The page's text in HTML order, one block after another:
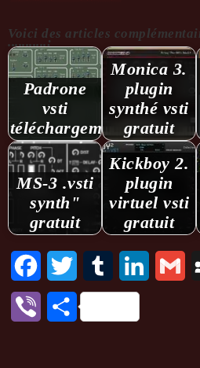
Voici des articles
...........:
Padrone
vsti
téléchargement
Monica 3.
plugin
synthé vsti
gratuit
MS-3 .vsti
synth"
gratuit
Kickboy 2.
plugin
virtuel vsti
gratuit
FacebookTwitter Tumblr LinkedIn
Viber Partager